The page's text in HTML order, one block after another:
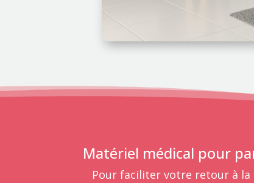
Matériel médical pour
Pour faciliter votre retour à la